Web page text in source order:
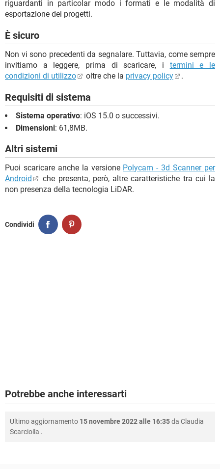
riguardanti in particolar modo i formati e le modalità di
esportazione dei progetti.
È sicuro
Non vi sono precedenti da segnalare. Tuttavia, come sempre
invitiamo a leggere, prima di scaricare, i termini e le
condizioni di utilizzo
oltre che la privacy policy .
Requisiti di sistema
Sistema operativo: iOS 15.0 o successivi.
Dimensioni: 61,8MB.
Altri sistemi
Puoi scaricare anche la versione Polycam - 3d Scanner per
Android
che presenta, però, altre caratteristiche tra cui la
non presenza della tecnologia LiDAR.
Condividi
Potrebbe anche interessarti
Ultimo aggiornamento 15 novembre 2022 alle 16:35da Claudia
Scarciolla .